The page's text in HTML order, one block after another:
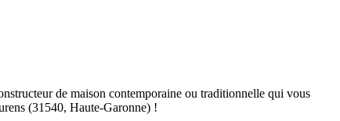
de maison contemporaine ou traditionnelle qui vous
(31540, Haute-Garonne) !